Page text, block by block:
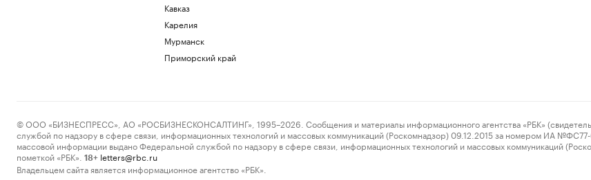
облигации и что важно знать о бирже
Умер бывший тренер сборной и вице-
президент Федерации дзюдо России
Кавказ
Карелия
Мурманск
Приморский край
© ООО «БИЗНЕСПРЕСС», АО «РОСБИЗНЕСКОНСАЛТИНГ», 1995–2026. Сообщения и материалы информационного агентства «РБК»
службой по надзору в сфере связи, информационных технологий и массовых коммуникаций (Роскомнадзор) 09.12.2015 за номером ИА
массовой информации выдано Федеральной службой по надзору в сфере связи, информационных технологий и массовых коммуникаций
пометкой «РБК».
18+ letters@rbc.ru
Владельцем сайта является информационное агентство «РБК».